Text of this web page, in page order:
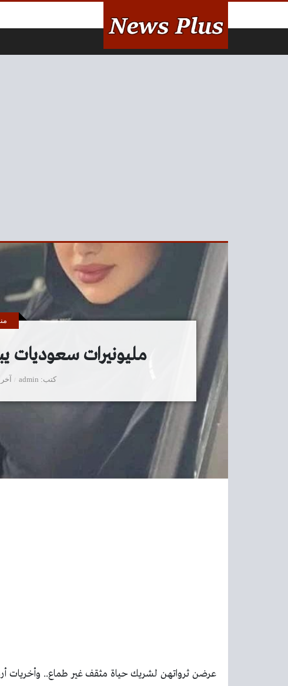
مليونيرات سعوديات
كتب admin
عرضن ثرواتهن لشريك حياة مثقف غير طماع.. وأخريات